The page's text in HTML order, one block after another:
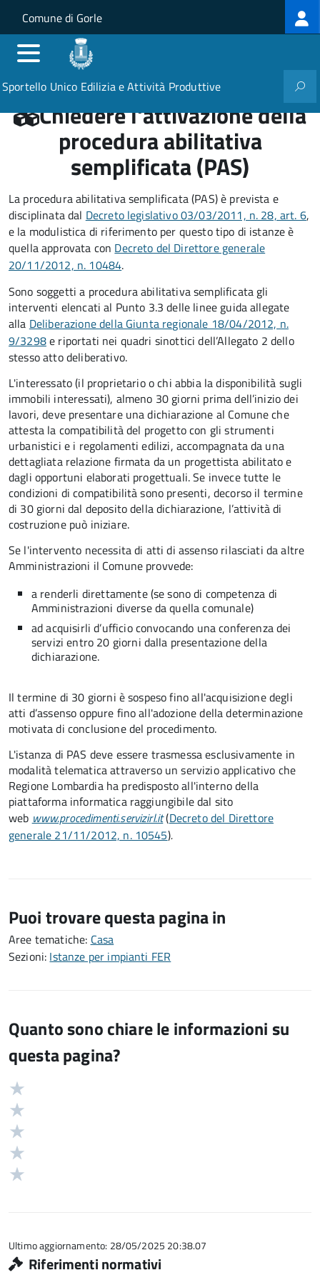
Salta al contenuto principale
Skip to site navigation
Comune di Gorle
Sportello Unico Edilizia e Attività Produttive
Chiedere l'attivazione della
procedura abilitativa
semplificata (PAS)
La procedura abilitativa semplificata (PAS) è prevista e
disciplinata dal Decreto legislativo 03/03/2011, n. 28, art. 6,
e la modulistica di riferimento per questo tipo di istanze è
quella approvata con Decreto del Direttore generale
20/11/2012, n. 10484.
Sono soggetti a procedura abilitativa semplificata gli
interventi elencati al Punto 3.3 delle linee guida allegate
alla Deliberazione della Giunta regionale 18/04/2012, n.
9/3298e riportati nei quadri sinottici dell’Allegato 2 dello
stesso atto deliberativo.
L'interessato (il proprietario o chi abbia la disponibilità sugli
immobili interessati), almeno 30 giorni prima dell’inizio dei
lavori, deve presentare una dichiarazione al Comune che
attesta la compatibilità del progetto con gli strumenti
urbanistici e i regolamenti edilizi, accompagnata da una
dettagliata relazione firmata da un progettista abilitato e
dagli opportuni elaborati progettuali. Se invece tutte le
condizioni di compatibilità sono presenti, decorso il termine
di 30 giorni dal deposito della dichiarazione, l’attività di
costruzione può iniziare.
Se l'intervento necessita di atti di assenso rilasciati da altre
Amministrazioni il Comune provvede:
a renderli direttamente (se sono di competenza di
Amministrazioni diverse da quella comunale)
ad acquisirli d’ufficio convocando una conferenza dei
servizi entro 20 giorni dalla presentazione della
dichiarazione.
Il termine di 30 giorni è sospeso fino all'acquisizione degli
atti d’assenso oppure fino all'adozione della determinazione
motivata di conclusione del procedimento.
L'istanza di PAS deve essere trasmessa esclusivamente in
modalità telematica attraverso un servizio applicativo che
Regione Lombardia ha predisposto all'interno della
piattaforma informatica raggiungibile dal sito
web www.procedimenti.servizirl.it(Decreto del Direttore
generale 21/11/2012, n. 10545).
Puoi trovare questa pagina in
Aree tematiche: Casa
Sezioni: Istanze per impianti FER
Quanto sono chiare le informazioni su
questa pagina?
Valutazione
5
Ultimo aggiornamento: 28/05/2025 20:38.07
Riferimenti normativi